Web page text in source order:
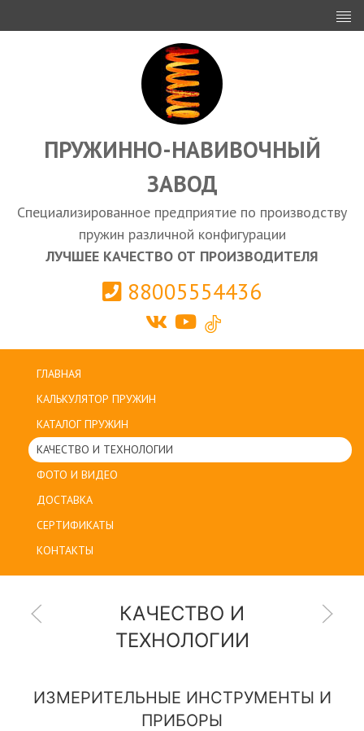
ИНВЕСТОРАМ
ПРОЕКТИРОВАНИЕ
ЭКСПОРТ
ЗАКУПКИ
КАЛЬКУЛЯТОР ПРУЖИН
Выберите город
ПРУЖИННО-НАВИВОЧНЫЙ
ЗАВОД
Специализированное предприятие по производству
пружин различной конфигурации
ЛУЧШЕЕ КАЧЕСТВО ОТ ПРОИЗВОДИТЕЛЯ
88005554436
ГЛАВНАЯ
КАЛЬКУЛЯТОР ПРУЖИН
КАТАЛОГ ПРУЖИН
КАЧЕСТВО И ТЕХНОЛОГИИ
ФОТО И ВИДЕО
ДОСТАВКА
СЕРТИФИКАТЫ
КОНТАКТЫ
КАЧЕСТВО И
ТЕХНОЛОГИИ
ИЗМЕРИТЕЛЬНЫЕ ИНСТРУМЕНТЫ И
ПРИБОРЫ